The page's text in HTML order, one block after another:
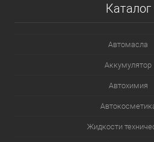
Каталог
Автомасла
Аккумулятор
Автохимия
Жидкости